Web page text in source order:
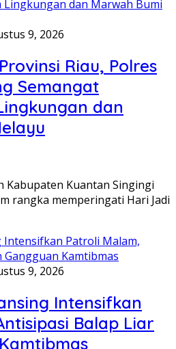
9, 2026
Riau, Polres
Semangat
dan
Kabupaten Kuantan Singingi
rangka memperingati Hari Jadi
9, 2026
Intensifkan
Balap Liar